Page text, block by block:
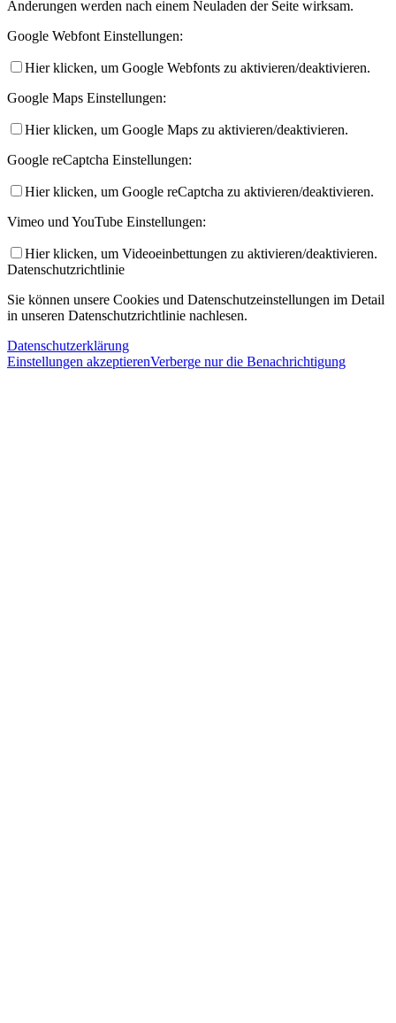
Änderungen werden nach einem Neuladen der Seite wirksam.
Google Webfont Einstellungen:
Hier klicken, um Google Webfonts zu aktivieren/deaktivieren.
Google Maps Einstellungen:
Hier klicken, um Google Maps zu aktivieren/deaktivieren.
Google reCaptcha Einstellungen:
Hier klicken, um Google reCaptcha zu aktivieren/deaktivieren.
Vimeo und YouTube Einstellungen:
Hier klicken, um Videoeinbettungen zu aktivieren/deaktivieren.
Datenschutzrichtlinie
Sie können unsere Cookies und Datenschutzeinstellungen im Detail
in unseren Datenschutzrichtlinie nachlesen.
Datenschutzerklärung
Einstellungen akzeptierenVerberge nur die Benachrichtigung